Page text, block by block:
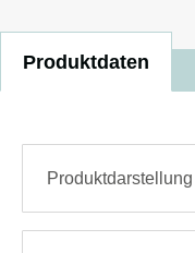
Produktdaten
Produktdarstellung